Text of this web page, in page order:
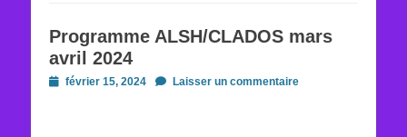
Programme ALSH/CLADOS mars
avril 2024
Postedfévrier 15, 2024 Laisser un commentaire